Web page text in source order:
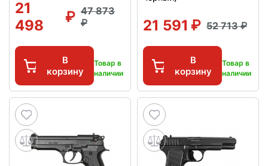
21
498
47 873
В
корзину
Товар в
наличии
21 591 52 713
В
корзину
Товар в
наличии